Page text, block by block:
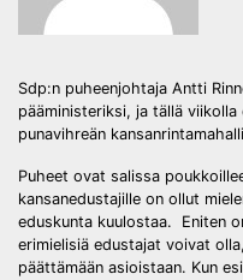
Sdp:n puheenjohtaja Antti
pääministeriksi, ja tällä
punavihreän
Puheet ovat salissa
kansanedustajille on ollut
eduskunta kuulostaa. Eniten
erimielisiä edustajat voivat
päättämään asioistaan. Kun